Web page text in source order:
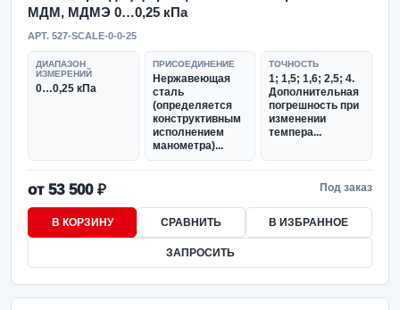
МДМ, МДМЭ 0…0,25 кПа
АРТ. 527-SCALE-0-0-25
ДИАПАЗОН
ИЗМЕРЕНИЙ
0…0,25 кПа
ПРИСОЕДИНЕНИЕ
Нержавеющая
сталь
(определяется
конструктивным
исполнением
манометра)...
ТОЧНОСТЬ
1; 1,5; 1,6; 2,5; 4.
Дополнительная
погрешность при
изменении
темпера...
от 53 500 ₽ Под заказ
В КОРЗИНУ СРАВНИТЬ В ИЗБРАННОЕ
ЗАПРОСИТЬ